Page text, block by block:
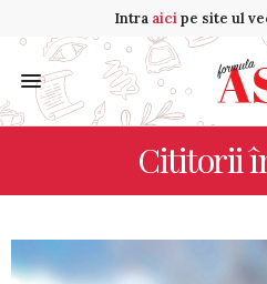
Intra aicipe site ul
Cititorii